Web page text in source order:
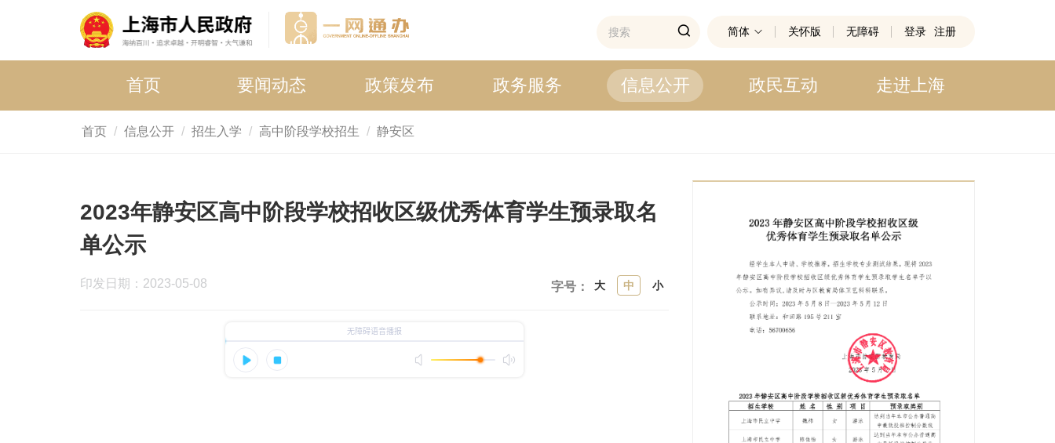
简体 关怀版 无障碍 登录 注册
首页 要闻动态 政策发布 政务服务 信息公开 政民互动 走进上海
首页 信息公开 招生入学 高中阶段学校招生 静安区
2023年静安区高中阶段学校招收区级优秀体育学生预录取名
单公示
印发日期：2023-05-08 字号： 大 中 小